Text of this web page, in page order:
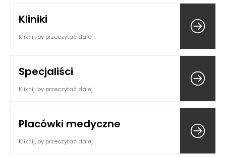
Kliniki
Kliknij, by przeczytać dalej
Specjaliści
Kliknij, by przeczytać dalej
Placówki medyczne
Kliknij, by przeczytać dalej